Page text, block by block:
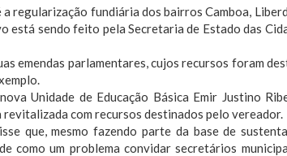
fundiária dos bairros Camboa,
está sendo feito pela Secretaria de Estado das
emendas parlamentares, cujos recursos foram
Unidade de Educação Básica Emir Justino
com recursos destinados pelo vereador.
que, mesmo fazendo parte da base de
como um problema convidar secretários